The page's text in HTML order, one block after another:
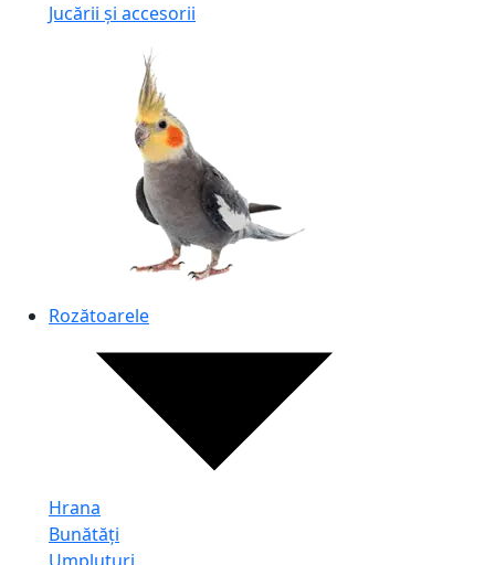
Jucării și accesorii
Rozătoarele
Hrana
Bunătăți